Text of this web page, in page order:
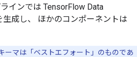
インでは TensorFlow Data
成し、 ほかのコンポーネントは
ーマは「ベストエフォート」のものであ